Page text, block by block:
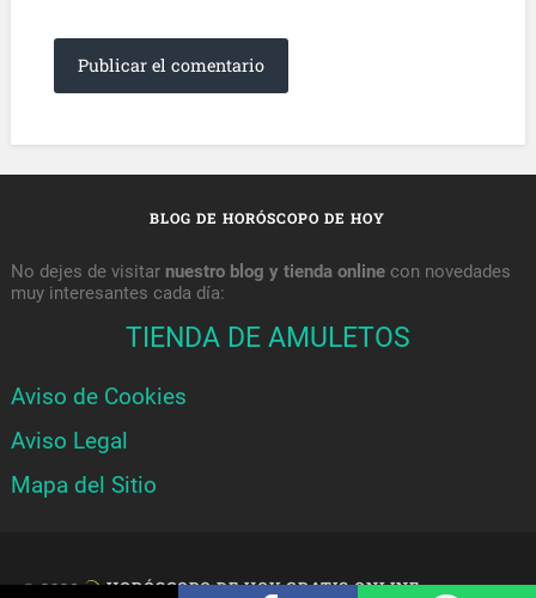
BLOG DE HORÓSCOPO DE HOY
No dejes de visitar nuestro blog y tienda onlinecon novedades
muy interesantes cada día:
TIENDA DE AMULETOS
Aviso de Cookies
Aviso Legal
Mapa del Sitio
© 2026 HORÓSCOPO DE HOY GRATIS ONLINE